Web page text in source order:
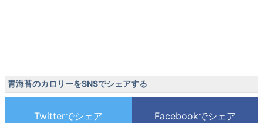
青海苔のカロリーをSNSでシェアする